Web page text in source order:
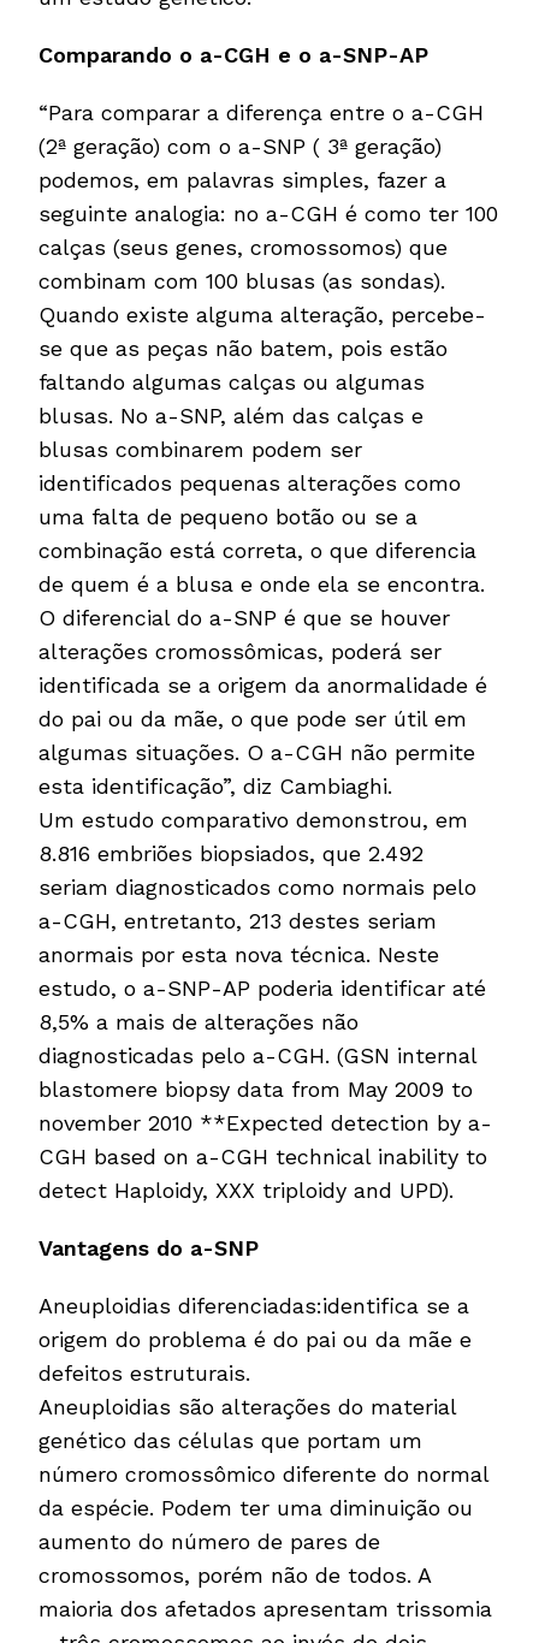
Comparando o a-CGH e o a-SNP-AP
“Para comparar a diferença entre o a-CGH
(2ª geração) com o a-SNP ( 3ª geração)
podemos, em palavras simples, fazer a
seguinte analogia: no a-CGH é como ter 100
calças (seus genes, cromossomos) que
combinam com 100 blusas (as sondas).
Quando existe alguma alteração, percebe-
se que as peças não batem, pois estão
faltando algumas calças ou algumas
blusas. No a-SNP, além das calças e
blusas combinarem podem ser
identificados pequenas alterações como
uma falta de pequeno botão ou se a
combinação está correta, o que diferencia
de quem é a blusa e onde ela se encontra.
O diferencial do a-SNP é que se houver
alterações cromossômicas, poderá ser
identificada se a origem da anormalidade é
do pai ou da mãe, o que pode ser útil em
algumas situações. O a-CGH não permite
esta identificação”, diz Cambiaghi.
Um estudo comparativo demonstrou, em
8.816 embriões biopsiados, que 2.492
seriam diagnosticados como normais pelo
a-CGH, entretanto, 213 destes seriam
anormais por esta nova técnica. Neste
estudo, o a-SNP-AP poderia identificar até
8,5% a mais de alterações não
diagnosticadas pelo a-CGH. (GSN internal
blastomere biopsy data from May 2009 to
november 2010 **Expected detection by a-
CGH based on a-CGH technical inability to
detect Haploidy, XXX triploidy and UPD).
Vantagens do a-SNP
Aneuploidias diferenciadas:identifica se a
origem do problema é do pai ou da mãe e
defeitos estruturais.
Aneuploidias são alterações do material
genético das células que portam um
número cromossômico diferente do normal
da espécie. Podem ter uma diminuição ou
aumento do número de pares de
cromossomos, porém não de todos. A
maioria dos afetados apresentam trissomia